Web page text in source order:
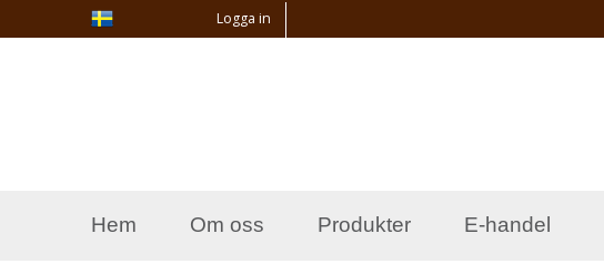
Logga in
Hem Om oss Produkter E-handel